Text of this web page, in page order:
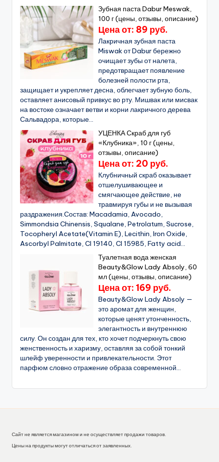
Зубная паста Dabur Meswak,
100 г (цены, отзывы, описание)
Цена от: 89 руб.
Лакричная зубная паста
Miswak от Dabur бережно
очищает зубы от налета,
предотвращает появление
болезней полости рта,
защищает и укрепляет десна, облегчает зубную боль,
оставляет анисовый привкус во рту. Мишвак или мисвак
на востоке означает ветви и корни лакричного дерева
Сальвадора, которые...
УЦЕНКА Скраб для губ
«Клубника», 10 г (цены,
отзывы, описание)
Цена от: 20 руб.
Клубничный скраб оказывает
отшелушивающее и
смягчающее действие, не
травмируя губы и не вызывая
раздражения.Состав: Macadamia, Avocado,
Simmondsia Chinensis, Squalane, Petrolatum, Sucrose,
Tocopheryl Acetate(Vitamin E), Lecithin, Iron Oxide,
Ascorbyl Palmitate, CI 19140, CI 15985, Fatty acid...
Туалетная вода женская
Beauty&Glow Lady Absoly, 60
мл (цены, отзывы, описание)
Цена от: 169 руб.
Beauty&Glow Lady Absoly —
это аромат для женщин,
которые ценят утонченность,
элегантность и внутреннюю
силу. Он создан для тех, кто хочет подчеркнуть свою
женственность и харизму, оставляя за собой тонкий
шлейф уверенности и привлекательности. Этот
парфюм словно отражение образа современной...
Сайт не является магазином и не осуществляет продажи товаров.
Цены на продукты могут отличаться от заявленных.